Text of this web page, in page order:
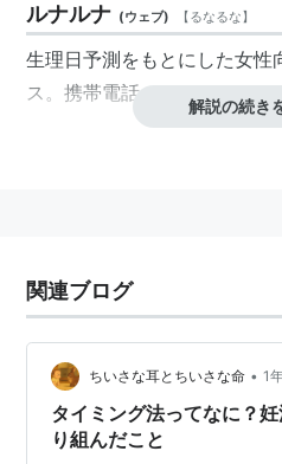
ルナルナ (ウェブ) 【るなるな】
生理日予測をもとにした女性
ス。携帯電話、スマートフォ
解説の続き
関連ブログ
ちいさな耳とちいさな命 • 1
タイミング法ってなに？
り組んだこと